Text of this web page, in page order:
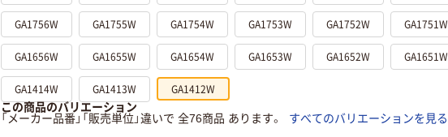
GA1756W GA1755W GA1754W GA1753W GA1752W GA1751W
GA1656W GA1655W GA1654W GA1653W GA1652W GA1651W
GA1414W GA1413W GA1412W
この商品のバリエーション
「メーカー品番」「販売単位」違いで 全76商品 あります。
すべてのバリエーションを見る